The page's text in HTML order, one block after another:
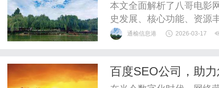
合
本文全面解析了八哥电影
史发展、核心功能、资源
业比较及未来展望等多个
者全面了解八哥电影网的
通榆信息港 2026-03-17
百度SEO公司，助